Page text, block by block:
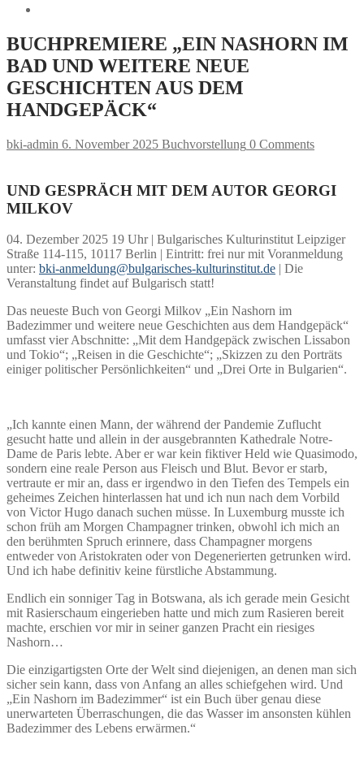
BUCHPREMIERE „EIN NASHORN IM
BAD UND WEITERE NEUE
GESCHICHTEN AUS DEM
HANDGEPÄCK“
bki-admin 6. November 2025 Buchvorstellung 0 Comments
UND GESPRÄCH MIT DEM AUTOR GEORGI
MILKOV
04. Dezember 2025 19 Uhr | Bulgarisches Kulturinstitut Leipziger
Straße 114-115, 10117 Berlin | Eintritt: frei nur mit Voranmeldung
unter: bki-anmeldung@bulgarisches-kulturinstitut.de | Die
Veranstaltung findet auf Bulgarisch statt!
Das neueste Buch von Georgi Milkov „Ein Nashorn im
Badezimmer und weitere neue Geschichten aus dem Handgepäck“
umfasst vier Abschnitte: „Mit dem Handgepäck zwischen Lissabon
und Tokio“; „Reisen in die Geschichte“; „Skizzen zu den Porträts
einiger politischer Persönlichkeiten“ und „Drei Orte in Bulgarien“.
„Ich kannte einen Mann, der während der Pandemie Zuflucht
gesucht hatte und allein in der ausgebrannten Kathedrale Notre-
Dame de Paris lebte. Aber er war kein fiktiver Held wie Quasimodo,
sondern eine reale Person aus Fleisch und Blut. Bevor er starb,
vertraute er mir an, dass er irgendwo in den Tiefen des Tempels ein
geheimes Zeichen hinterlassen hat und ich nun nach dem Vorbild
von Victor Hugo danach suchen müsse. In Luxemburg musste ich
schon früh am Morgen Champagner trinken, obwohl ich mich an
den berühmten Spruch erinnere, dass Champagner morgens
entweder von Aristokraten oder von Degenerierten getrunken wird.
Und ich habe definitiv keine fürstliche Abstammung.
Endlich ein sonniger Tag in Botswana, als ich gerade mein Gesicht
mit Rasierschaum eingerieben hatte und mich zum Rasieren bereit
machte, erschien vor mir in seiner ganzen Pracht ein riesiges
Nashorn…
Die einzigartigsten Orte der Welt sind diejenigen, an denen man sich
sicher sein kann, dass von Anfang an alles schiefgehen wird. Und
„Ein Nashorn im Badezimmer“ ist ein Buch über genau diese
unerwarteten Überraschungen, die das Wasser im ansonsten kühlen
Badezimmer des Lebens erwärmen.“